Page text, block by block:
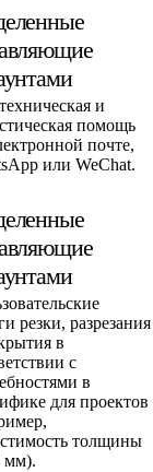
и
помощь
почте,
или WeChat.
резки, разрезания
в
с
в
для проектов
толщины
мм).